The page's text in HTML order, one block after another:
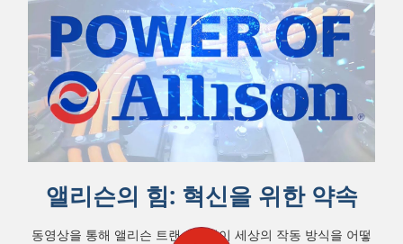
앨리슨의 힘: 혁신을 위한 약속
동영상을 통해 앨리슨 트랜스미션이 세상의 작동 방식을 어떻